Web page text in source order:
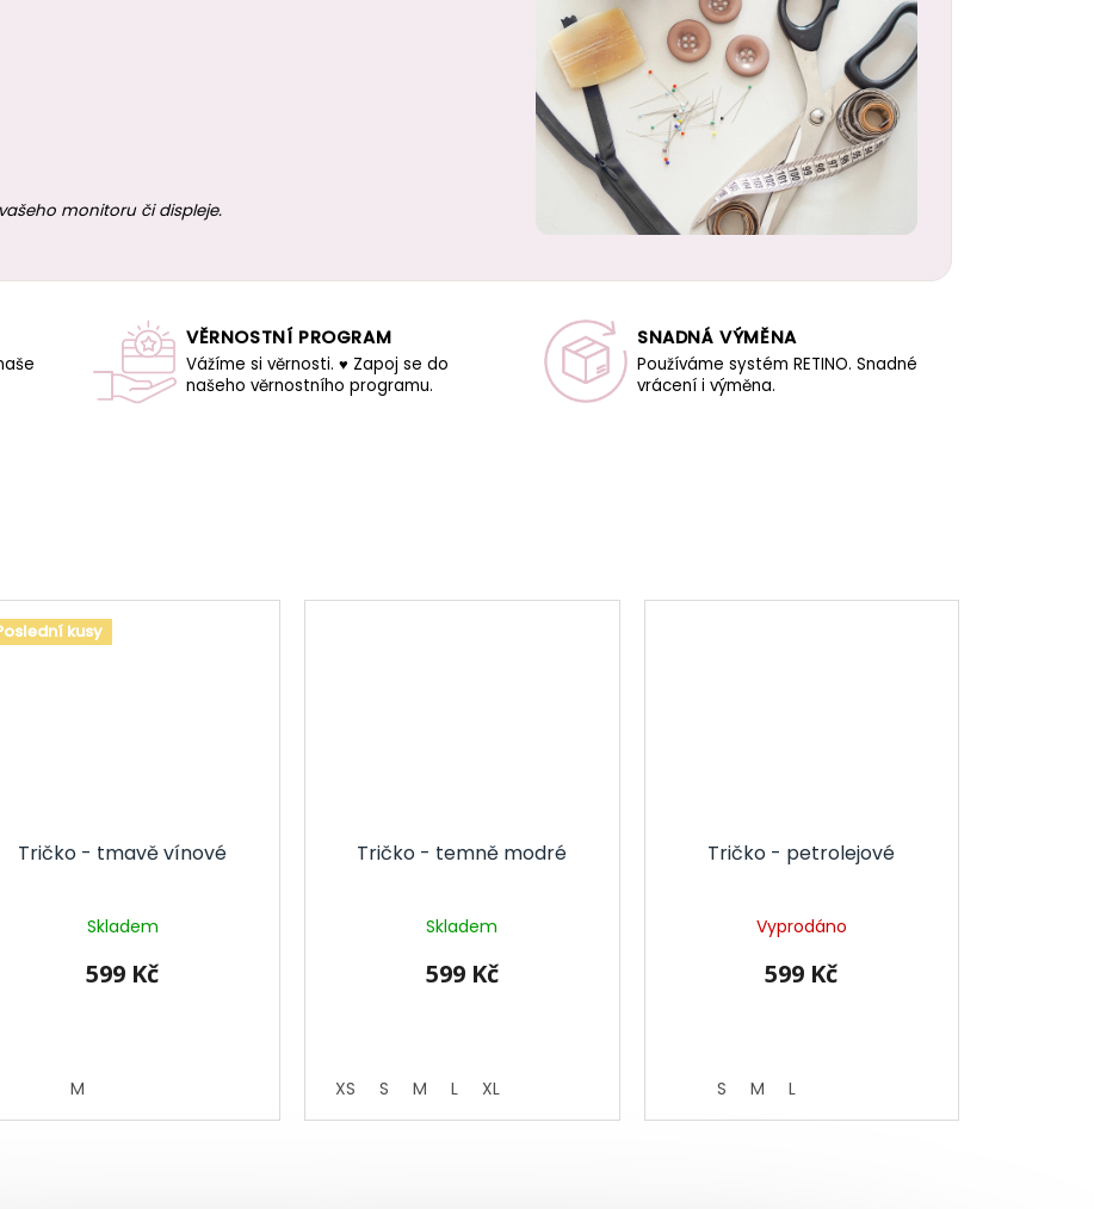
kusy
Tričko - tmavě vínové
Skladem
599 Kč
M
Tričko - temně modré
Skladem
599 Kč
XS S M L XL
Tričko - petrolejové
Vyprodáno
599 Kč
S M L
monitoru či displeje.
VĚRNOSTNÍ PROGRAM
Vážíme si věrnosti. ♥ Zapoj se do
našeho věrnostního programu.
SNADNÁ VÝMĚNA
Používáme systém RETINO. Snadné
vrácení i výměna.